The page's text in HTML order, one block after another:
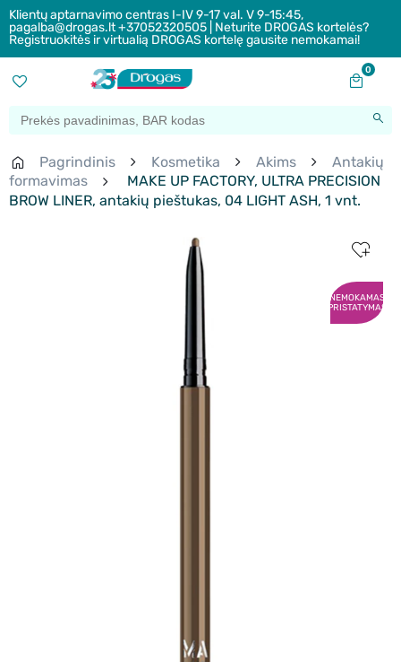
Klientų aptarnavimo centras I-IV 9-17 val. V 9-15:45,
pagalba@drogas.lt +37052320505 | Neturite DROGAS kortelės?
Registruokitės ir virtualią DROGAS kortelę gausite nemokamai!
0
Pagrindinis Kosmetika Akims
Antakių
formavimas
MAKE UP FACTORY, ULTRA PRECISION
BROW LINER, antakių pieštukas, 04 LIGHT ASH, 1 vnt.
NEMOKAMAS
PRISTATYMAS